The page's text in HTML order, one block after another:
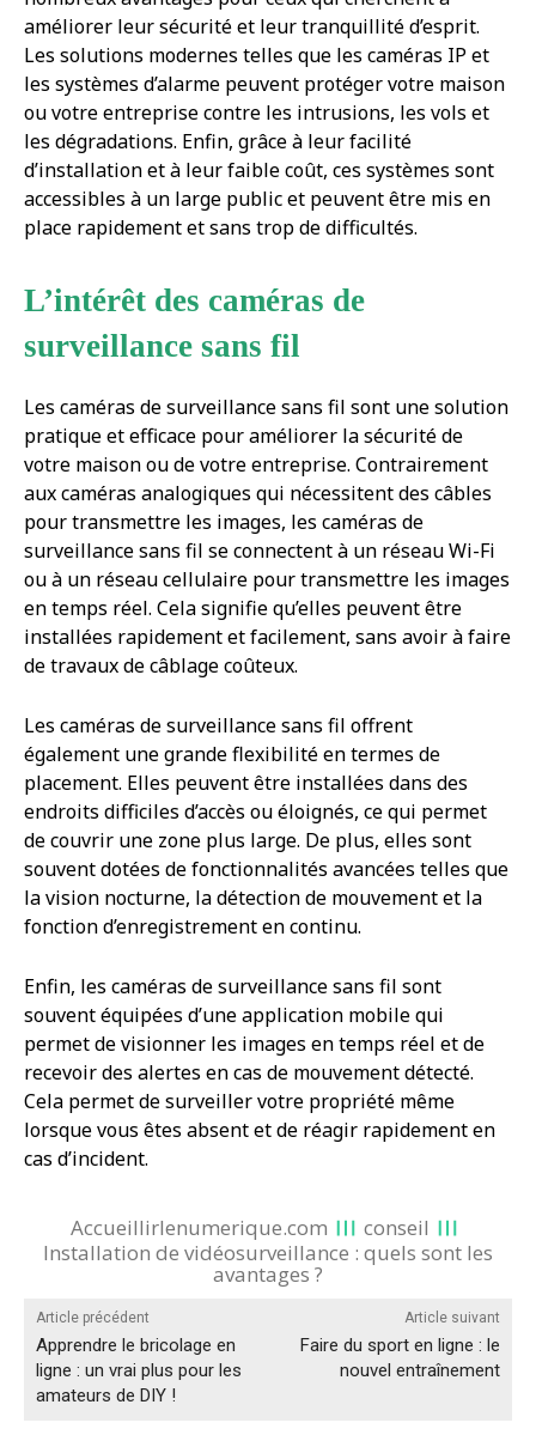
améliorer leur sécurité et leur tranquillité d’esprit.
Les solutions modernes telles que les caméras IP et
les systèmes d’alarme peuvent protéger votre maison
ou votre entreprise contre les intrusions, les vols et
les dégradations. Enfin, grâce à leur facilité
d’installation et à leur faible coût, ces systèmes sont
accessibles à un large public et peuvent être mis en
place rapidement et sans trop de difficultés.
L’intérêt des caméras de
surveillance sans fil
Les caméras de surveillance sans fil sont une solution
pratique et efficace pour améliorer la sécurité de
votre maison ou de votre entreprise. Contrairement
aux caméras analogiques qui nécessitent des câbles
pour transmettre les images, les caméras de
surveillance sans fil se connectent à un réseau Wi-Fi
ou à un réseau cellulaire pour transmettre les images
en temps réel. Cela signifie qu’elles peuvent être
installées rapidement et facilement, sans avoir à faire
de travaux de câblage coûteux.
Les caméras de surveillance sans fil offrent
également une grande flexibilité en termes de
placement. Elles peuvent être installées dans des
endroits difficiles d’accès ou éloignés, ce qui permet
de couvrir une zone plus large. De plus, elles sont
souvent dotées de fonctionnalités avancées telles que
la vision nocturne, la détection de mouvement et la
fonction d’enregistrement en continu.
Enfin, les caméras de surveillance sans fil sont
souvent équipées d’une application mobile qui
permet de visionner les images en temps réel et de
recevoir des alertes en cas de mouvement détecté.
Cela permet de surveiller votre propriété même
lorsque vous êtes absent et de réagir rapidement en
cas d’incident.
Accueillirlenumerique.com
conseil
Installation de vidéosurveillance : quels sont les
avantages ?
Article précédent
Apprendre le bricolage en
ligne : un vrai plus pour les
amateurs de DIY !
Article suivant
Faire du sport en ligne : le
nouvel entraînement